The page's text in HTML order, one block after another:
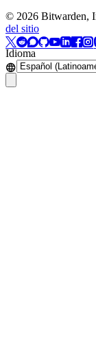
© 2026 Bitwarden,
del sitio
Idioma